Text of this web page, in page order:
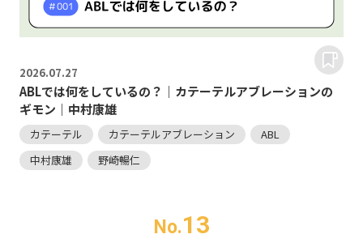
2026.07.27
ABLでは何をしているの？｜カテーテルアブレーションの
ギモン｜中村康雄
カテーテル カテーテルアブレーション
ABL
中村康雄
野崎暢仁
No.13